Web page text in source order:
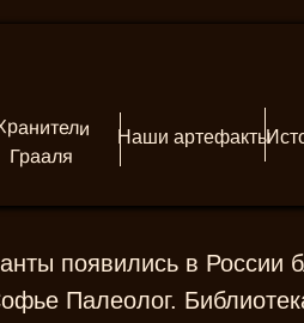
Грааля
Наши артефакты
появились в России
Палеолог.